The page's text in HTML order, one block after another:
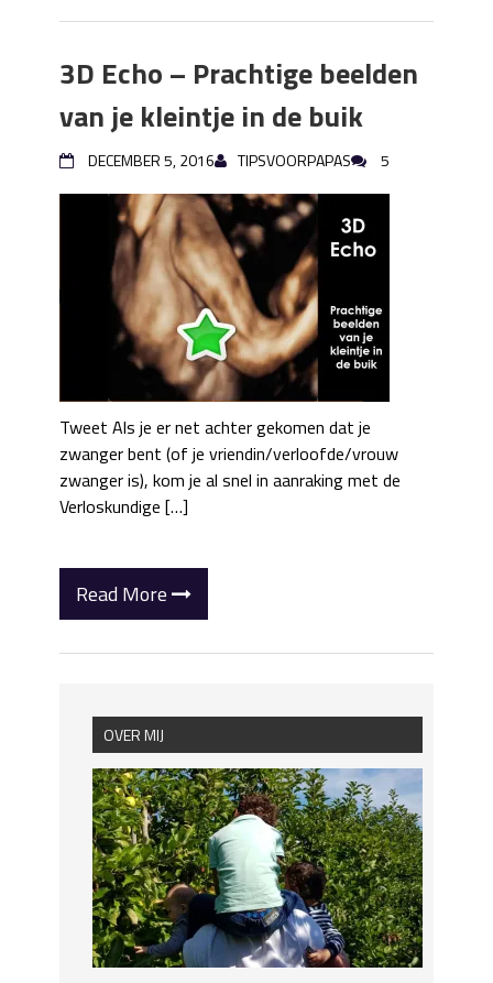
3D Echo – Prachtige beelden
van je kleintje in de buik
DECEMBER 5, 2016 TIPSVOORPAPAS 5
Tweet Als je er net achter gekomen dat je
zwanger bent (of je vriendin/verloofde/vrouw
zwanger is), kom je al snel in aanraking met de
Verloskundige […]
Read More
OVER MIJ